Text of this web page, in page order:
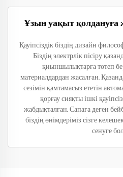
Ұзын уақыт қолдануға
Қауіпсіздік біздің дизайн
Біздің электрлік пісіру
қиыншылықтарға төтеп
материалдардан жасалған.
сезімін қамтамасыз ететін
қорғау сияқты ішкі
жабдықталған. Сапаға деген
біздің өнімдеріміз сізге
сенуге